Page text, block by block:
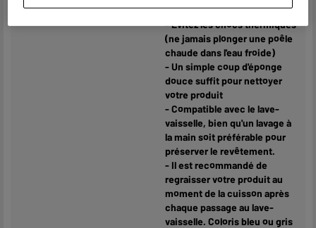
durée de vie du revêtement.
- Évitez les chocs thermiques
(ne jamais plonger une poêle
chaude dans l'eau froide)
- Un simple coup d'éponge
douce suffit pour nettoyer
votre produit
- Compatible avec le lave-
vaisselle, bien qu'un lavage à
la main soit préférable pour
préserver le revêtement.
- Il est recommandé de
regraisser votre produit au
moment de la cuisson après
chaque passage au lave-
vaisselle. Coloris bleu ou gris